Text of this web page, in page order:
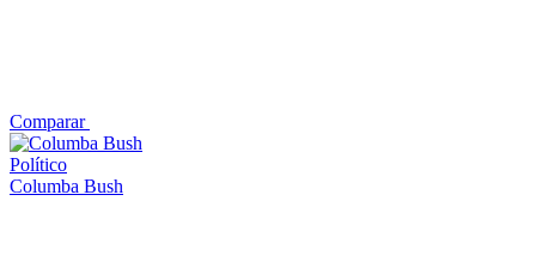
Comparar
Político
Columba Bush